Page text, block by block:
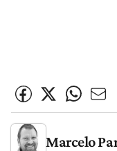
Marcelo